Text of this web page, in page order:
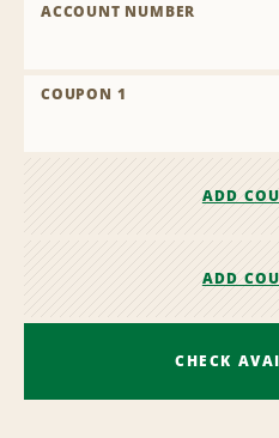
ACCOUNT NUMBER
COUPON 1
ADD
ADD
CHECK